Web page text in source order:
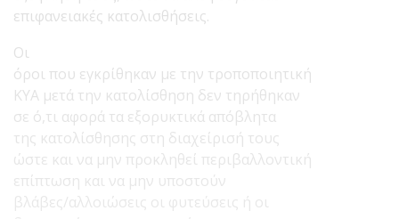
επιφανειακές κατολισθήσεις.
Οι
όροι που εγκρίθηκαν με την τροποποιητική
ΚΥΑ μετά την κατολίσθηση δεν τηρήθηκαν
σε ό,τι αφορά τα εξορυκτικά απόβλητα
της κατολίσθησης στη διαχείρισή τους
ώστε και να μην προκληθεί περιβαλλοντική
επίπτωση και να μην υποστούν
βλάβες/αλλοιώσεις οι φυτεύσεις ή οι